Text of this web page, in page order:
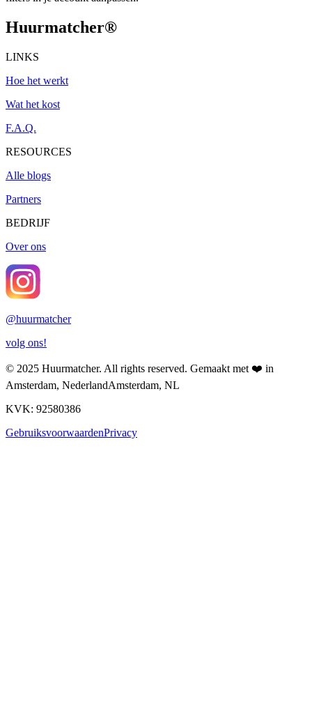
Huurmatcher®
LINKS
Hoe het werkt
Wat het kost
F.A.Q.
RESOURCES
Alle blogs
Partners
BEDRIJF
Over ons
@huurmatcher
volg ons!
© 2025 Huurmatcher. All rights reserved. Gemaakt met ❤️ in
Amsterdam, NederlandAmsterdam, NL
KVK: 92580386
GebruiksvoorwaardenPrivacy